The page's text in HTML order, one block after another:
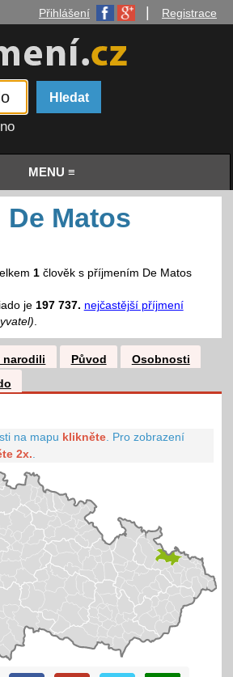
Přihlášení Registrace
MENU ≡
De Matos
1člověk s příjmením De Matos
je 197 737. nejčastější příjmení
.
narodili Původ
Osobnosti
na mapu klikněte Pro zobrazení
2x.